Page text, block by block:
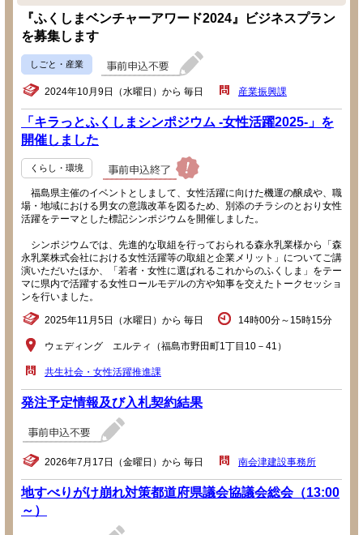
『ふくしまベンチャーアワード2024』ビジネスプラン
を募集します
しごと・産業
2024年10月9日（水曜日）から 毎日 産業振興課
「キラっとふくしまシンポジウム -女性活躍2025-」を
開催しました
くらし・環境
福島県主催のイベントとしまして、女性活躍に向けた機運の醸成や、職
場・地域における男女の意識改革を図るため、別添のチラシのとおり女性
活躍をテーマとした標記シンポジウムを開催しました。
シンポジウムでは、先進的な取組を行っておられる森永乳業様から「森
永乳業株式会社における女性活躍等の取組と企業メリット」についてご講
演いただいたほか、「若者・女性に選ばれるこれからのふくしま」をテー
マに県内で活躍する女性ロールモデルの方や知事を交えたトークセッショ
ンを行いました。
2025年11月5日（水曜日）から 毎日 14時00分～15時15分
ウェディング エルティ（福島市野田町1丁目10－41）
共生社会・女性活躍推進課
発注予定情報及び入札契約結果
2026年7月17日（金曜日）から 毎日 南会津建設事務所
地すべりがけ崩れ対策都道府県議会協議会総会（13:00
～）